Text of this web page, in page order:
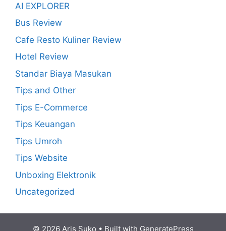
AI EXPLORER
Bus Review
Cafe Resto Kuliner Review
Hotel Review
Standar Biaya Masukan
Tips and Other
Tips E-Commerce
Tips Keuangan
Tips Umroh
Tips Website
Unboxing Elektronik
Uncategorized
© 2026 Aris Suko • Built with GeneratePress